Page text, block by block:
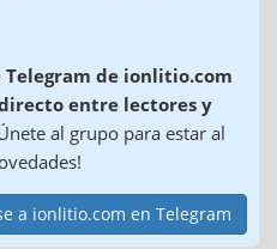
Telegram de ionlitio.com
entre lectores y
al grupo para estar al
a ionlitio.com en Telegram